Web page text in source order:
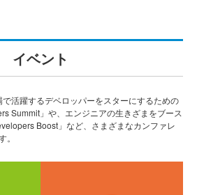
イベント
活躍するデベロッパーをスターにするための
Summit」や、エンジニアの生きざまをブース
Boost」など、さまざまなカンファレ